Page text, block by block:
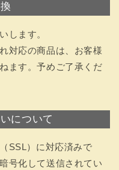
します。
対応の商品は、お客様
ます。予めご了承くだ
について
SSL）に対応済みで
号化して送信されてい